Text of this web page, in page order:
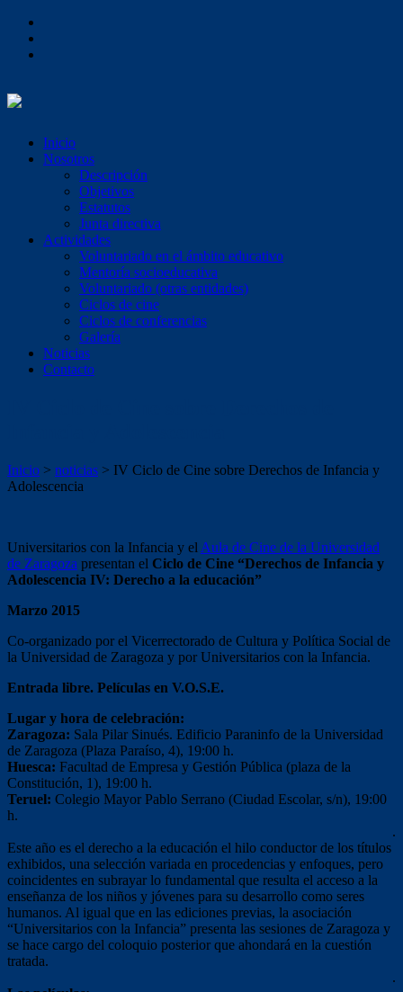
Inicio
Nosotros
Descripción
Objetivos
Estatutos
Junta directiva
Actividades
Voluntariado en el ámbito educativo
Mentoría socioeducativa
Voluntariado (otras entidades)
Ciclos de cine
Ciclos de conferencias
Galería
Noticias
Contacto
Inicio > noticias > IV Ciclo de Cine sobre Derechos de Infancia y
Adolescencia
Universitarios con la Infancia y el Aula de Cine de la Universidad
de Zaragoza presentan el Ciclo de Cine “Derechos de Infancia y
Adolescencia IV: Derecho a la educación”
Marzo 2015
Co-organizado por el Vicerrectorado de Cultura y Política Social de
la Universidad de Zaragoza y por Universitarios con la Infancia.
Entrada libre. Películas en V.O.S.E.
Lugar y hora de celebración:
Zaragoza: Sala Pilar Sinués. Edificio Paraninfo de la Universidad
de Zaragoza (Plaza Paraíso, 4), 19:00 h.
Huesca: Facultad de Empresa y Gestión Pública (plaza de la
Constitución, 1), 19:00 h.
Teruel: Colegio Mayor Pablo Serrano (Ciudad Escolar, s/n), 19:00
h.
.
Este año es el derecho a la educación el hilo conductor de los títulos
exhibidos, una selección variada en procedencias y enfoques, pero
coincidentes en subrayar lo fundamental que resulta el acceso a la
enseñanza de los niños y jóvenes para su desarrollo como seres
humanos. Al igual que en las ediciones previas, la asociación
“Universitarios con la Infancia” presenta las sesiones de Zaragoza y
se hace cargo del coloquio posterior que ahondará en la cuestión
tratada.
.